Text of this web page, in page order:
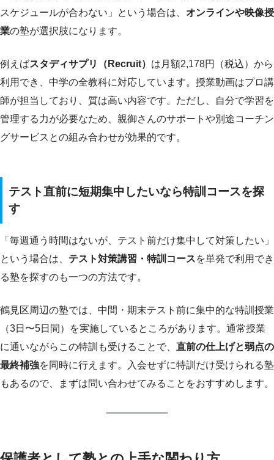
スケジュールが合わない」という場合は、 オンラインや映像授
業の塾が選択肢になります。
例えばスタディサプリ（Recruit） は月額2,178円（税込）から
利用でき、中学の全教科に対応しています。授業動画はプロ講
師が担当しており、質は高い内容です。ただし、自分で学習を
管理する力が必要なため、親御さんのサポートや別途コーチン
グサービスとの組み合わせが効果的です。
テスト直前に短期集中したいなら特訓コースを探
す
「毎週通う時間はないが、テスト前だけ集中して対策したい」
という場合は、 テスト対策講習・特訓コースを単発で利用でき
る塾を探すのも一つの方法です。
鶴見区周辺の塾では、中間・期末テスト前に集中的な特訓授業
（3日〜5日間）を実施しているところがあります。通常授業
に通いながらこの特訓も受けることで、 直前の仕上げと弱点の
最終補強を同時に行えます。入会せずに特訓だけ受けられる塾
もあるので、まずは問い合わせてみることをおすすめします。